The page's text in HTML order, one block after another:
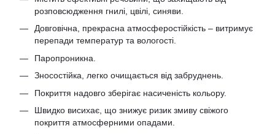
розповсюдження гнилі, цвілі, синяви.
Довговічна, прекрасна атмосферостійкість – витримує
перепади температур та вологості.
Паропроникна.
Зносостійка, легко очищається від забруднень.
Покриття надовго зберігає насиченість кольору.
Швидко висихає, що знижує ризик змиву свіжого
покриття атмосферними опадами.